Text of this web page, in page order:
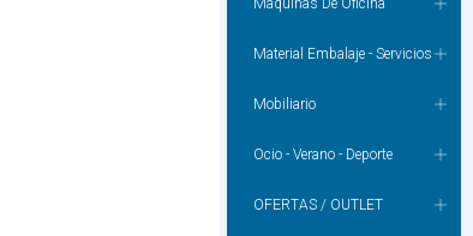
Maquinas De Oficina
Material Embalaje - Servicios
Mobiliario
Ocio - Verano - Deporte
OFERTAS / OUTLET